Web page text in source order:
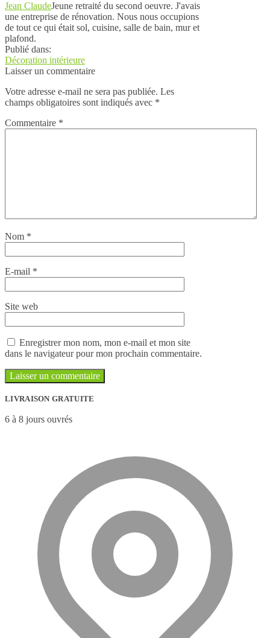
Jean ClaudeJeune retraité du second oeuvre. J'avais
une entreprise de rénovation. Nous nous occupions
de tout ce qui était sol, cuisine, salle de bain, mur et
plafond.
Publié dans:
Décoration intérieure
Laisser un commentaire
Votre adresse e-mail ne sera pas publiée. Les
champs obligatoires sont indiqués avec *
Commentaire *
Nom *
E-mail *
Site web
Enregistrer mon nom, mon e-mail et mon site
dans le navigateur pour mon prochain commentaire.
LIVRAISON GRATUITE
6 à 8 jours ouvrés